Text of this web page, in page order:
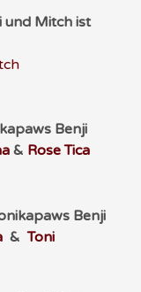
und Mitch ist
Benji
& Rose Tica
Benji
&Toni